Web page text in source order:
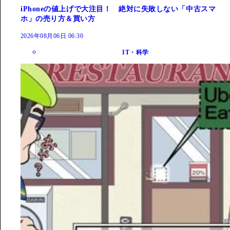
iPhoneの値上げで大注目！ 絶対に失敗しない「中古スマ
ホ」の売り方＆買い方
2026年08月06日 06:30
IT・科学